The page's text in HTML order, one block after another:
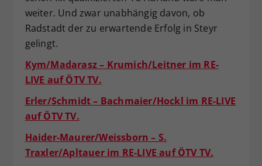
weiter. Und zwar unabhängig davon, ob
Radstadt der zu erwartende Erfolg in Steyr
gelingt.
Kym/Madarasz – Krumich/Leitner im RE-
LIVE auf ÖTV TV.
Erler/Schmidt – Bachmaier/Hockl im RE-LIVE
auf ÖTV TV.
Haider-Maurer/Weissborn – S.
Traxler/Apltauer im RE-LIVE auf ÖTV TV.